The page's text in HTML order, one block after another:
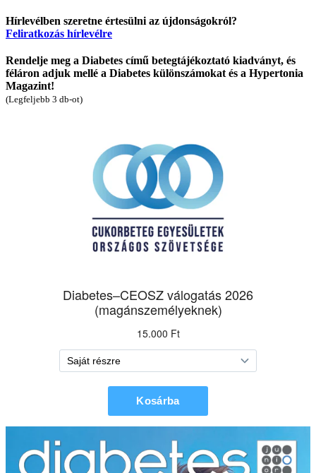
Hírlevélben szeretne értesülni az újdonságokról?
Feliratkozás hírlevélre
Rendelje meg a Diabetes című betegtájékoztató kiadványt, és
féláron adjuk mellé a Diabetes különszámokat és a Hypertonia
Magazint!
(Legfeljebb 3 db-ot)